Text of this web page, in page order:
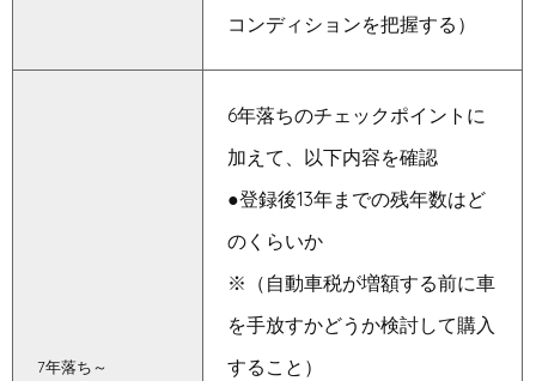
コンディションを把握する）
7年落ち～
6年落ちのチェックポイントに
加えて、以下内容を確認
●登録後13年までの残年数はど
のくらいか
※（自動車税が増額する前に車
を手放すかどうか検討して購入
すること）